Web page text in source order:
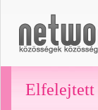
Elfelejtett